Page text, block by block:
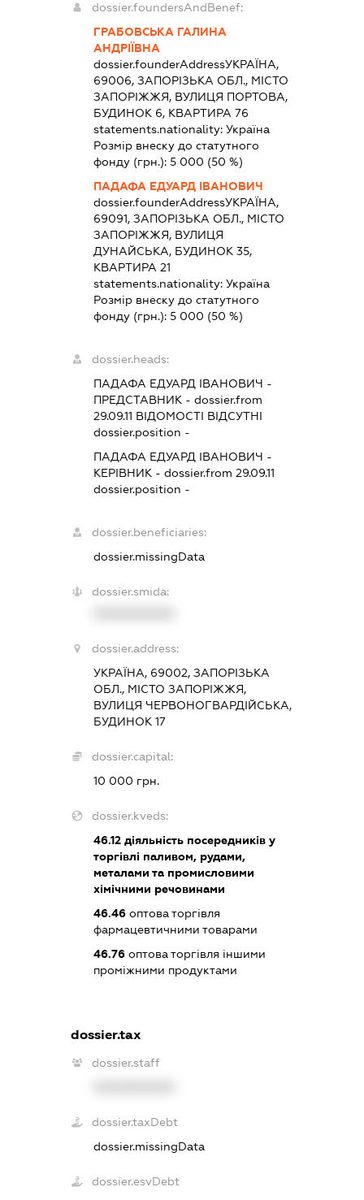
dossier.foundersAndBenef:
ГРАБОВСЬКА ГАЛИНА
АНДРІЇВНА
dossier.founderAddressУКРАЇНА,
69006, ЗАПОРІЗЬКА ОБЛ., МІСТО
ЗАПОРІЖЖЯ, ВУЛИЦЯ ПОРТОВА,
БУДИНОК 6, КВАРТИРА 76
statements.nationality: Україна
Розмір внеску до статутного
фонду (грн.): 5 000 (50 %)
ПАДАФА ЕДУАРД ІВАНОВИЧ
dossier.founderAddressУКРАЇНА,
69091, ЗАПОРІЗЬКА ОБЛ., МІСТО
ЗАПОРІЖЖЯ, ВУЛИЦЯ
ДУНАЙСЬКА, БУДИНОК 35,
КВАРТИРА 21
statements.nationality: Україна
Розмір внеску до статутного
фонду (грн.): 5 000 (50 %)
dossier.heads:
ПАДАФА ЕДУАРД ІВАНОВИЧ -
ПРЕДСТАВНИК- dossier.from
29.09.11 ВІДОМОСТІ ВІДСУТНІ
dossier.position -
ПАДАФА ЕДУАРД ІВАНОВИЧ -
КЕРІВНИК- dossier.from 29.09.11
dossier.position -
dossier.beneficiaries:
dossier.missingData
dossier.smida:
dossier.address:
УКРАЇНА, 69002, ЗАПОРІЗЬКА
ОБЛ., МІСТО ЗАПОРІЖЖЯ,
ВУЛИЦЯ ЧЕРВОНОГВАРДІЙСЬКА,
БУДИНОК 17
dossier.capital:
10 000 грн.
dossier.kveds:
46.12діяльність посередників у
торгівлі паливом, рудами,
металами та промисловими
хімічними речовинами
46.46оптова торгівля
фармацевтичними товарами
46.76оптова торгівля іншими
проміжними продуктами
dossier.tax
dossier.staff
dossier.taxDebt
dossier.missingData
dossier.esvDebt